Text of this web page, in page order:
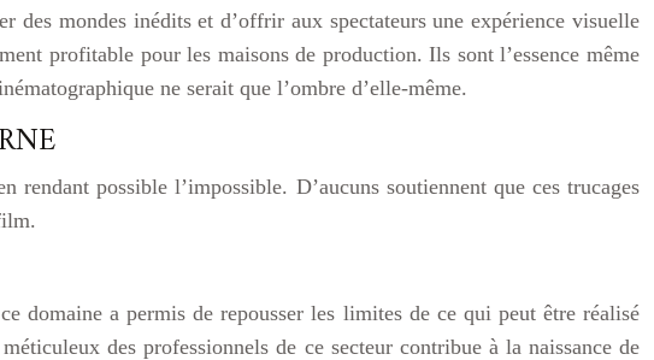
des mondes inédits et d’offrir aux spectateurs une expérience visuelle
profitable pour les maisons de production. Ils sont l’essence même
ne serait que l’ombre d’elle-même.
possible l’impossible. D’aucuns soutiennent que ces trucages
domaine a permis de repousser les limites de ce qui peut être réalisé
des professionnels de ce secteur contribue à la naissance de